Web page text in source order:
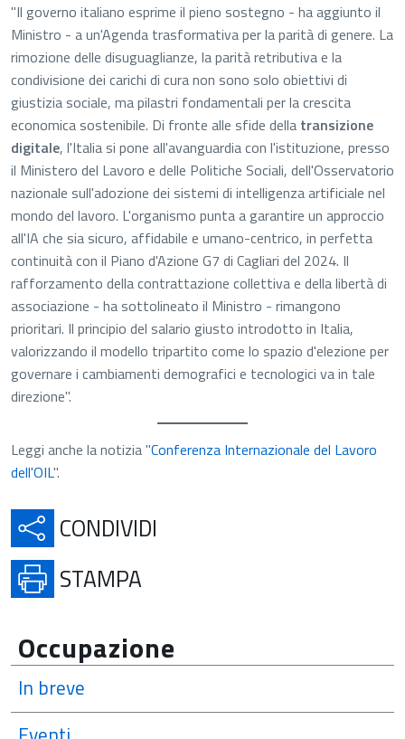
"Il governo italiano esprime il pieno sostegno - ha aggiunto il
Ministro - a un'Agenda trasformativa per la parità di genere. La
rimozione delle disuguaglianze, la parità retributiva e la
condivisione dei carichi di cura non sono solo obiettivi di
giustizia sociale, ma pilastri fondamentali per la crescita
economica sostenibile. Di fronte alle sfide della transizione
digitale, l'Italia si pone all'avanguardia con l'istituzione, presso
il Ministero del Lavoro e delle Politiche Sociali, dell'Osservatorio
nazionale sull'adozione dei sistemi di intelligenza artificiale nel
mondo del lavoro. L'organismo punta a garantire un approccio
all'IA che sia sicuro, affidabile e umano-centrico, in perfetta
continuità con il Piano d'Azione G7 di Cagliari del 2024. Il
rafforzamento della contrattazione collettiva e della libertà di
associazione - ha sottolineato il Ministro - rimangono
prioritari. Il principio del salario giusto introdotto in Italia,
valorizzando il modello tripartito come lo spazio d'elezione per
governare i cambiamenti demografici e tecnologici va in tale
direzione".
Leggi anche la notizia "Conferenza Internazionale del Lavoro
dell'OIL".
CONDIVIDI
STAMPA
Occupazione
In breve